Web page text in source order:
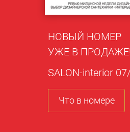
НОВЫЙ НОМЕР
УЖЕ В ПРОДАЖЕ!
SALON-interior
Что в номере